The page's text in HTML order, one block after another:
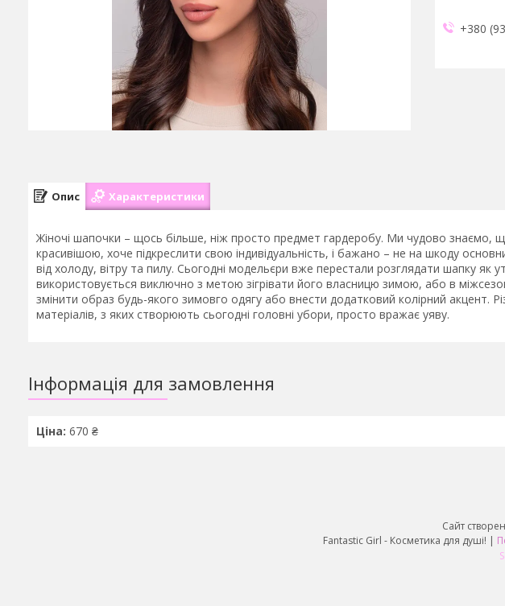
+380
Опис Характеристики
Жіночі шапочки – щось більше, ніж просто предмет гардеробу. Ми чудово знаємо,
красивішою, хоче підкреслити свою індивідуальність, і бажано – не на шкоду
від холоду, вітру та пилу. Сьогодні модельєри вже перестали розглядати шапку як
використовується виключно з метою зігрівати його власницю зимою, або в
змінити образ будь-якого зимовго одягу або внести додатковий колірний акцент.
матеріалів, з яких створюють сьогодні головні убори, просто вражає уяву.
Інформація для замовлення
Ціна: 670 ₴
Сайт
Fantastic Girl - Косметика для душі! |